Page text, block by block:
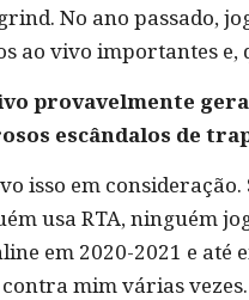
No ano passado,
ao vivo importantes
provavelmente
escândalos de
isso em
usa RTA, ninguém
em 2020-2021 e até
mim várias